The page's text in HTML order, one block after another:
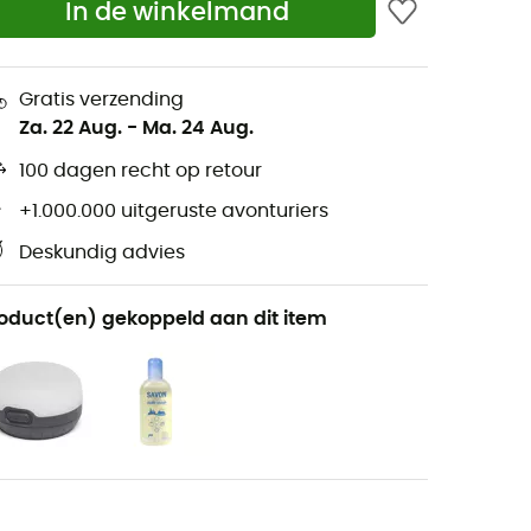
In de winkelmand
Gratis verzending
Za. 22 Aug. - Ma. 24 Aug.
100 dagen recht op retour
+1.000.000 uitgeruste avonturiers
Deskundig advies
gekoppeld aan dit item